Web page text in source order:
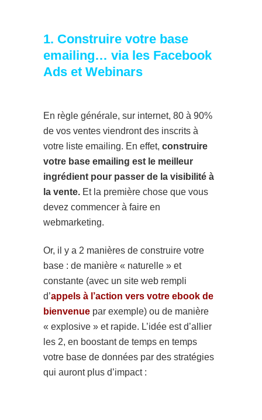
1. Construire votre base
emailing… via les Facebook
Ads et Webinars
En règle générale, sur internet, 80 à 90%
de vos ventes viendront des inscrits à
votre liste emailing. En effet, construire
votre base emailing est le meilleur
ingrédient pour passer de la visibilité à
la vente. Et la première chose que vous
devez commencer à faire en
webmarketing.
Or, il y a 2 manières de construire votre
base : de manière « naturelle » et
constante (avec un site web rempli
d’appels à l’action vers votre ebook de
bienvenue par exemple) ou de manière
« explosive » et rapide. L’idée est d’allier
les 2, en boostant de temps en temps
votre base de données par des stratégies
qui auront plus d’impact :